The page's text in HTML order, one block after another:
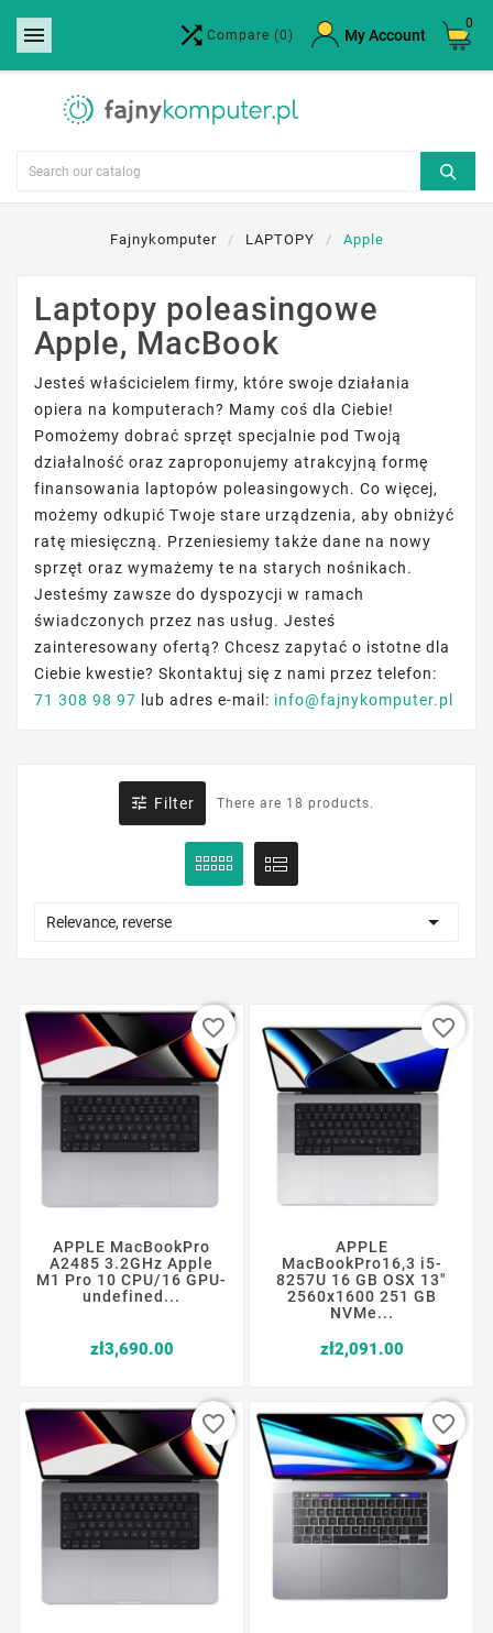
  Compare (0) My Account
0
Fajnykomputer LAPTOPY Apple
Laptopy poleasingowe
Apple, MacBook
Jesteś właścicielem firmy, które swoje działania
opiera na komputerach? Mamy coś dla Ciebie!
Pomożemy dobrać sprzęt specjalnie pod Twoją
działalność oraz zaproponujemy atrakcyjną formę
finansowania laptopów poleasingowych. Co więcej,
możemy odkupić Twoje stare urządzenia, aby obniżyć
ratę miesięczną. Przeniesiemy także dane na nowy
sprzęt oraz wymażemy te na starych nośnikach.
Jesteśmy zawsze do dyspozycji w ramach
świadczonych przez nas usług. Jesteś
zainteresowany ofertą? Chcesz zapytać o istotne dla
Ciebie kwestie? Skontaktuj się z nami przez telefon:
71 308 98 97 lub adres e-mail: info@fajnykomputer.pl
 Filter There are 18 products.
Relevance, reverse 
APPLE MacBookPro
A2485 3.2GHz Apple
M1 Pro 10 CPU/16 GPU-
undefined...
zł3,690.00Price
favorite_border
APPLE
MacBookPro16,3 i5-
8257U 16 GB OSX 13"
2560x1600 251 GB
NVMe...
zł2,091.00Price
favorite_border
favorite_border favorite_border
Create wishlist ×
Wishlist name
Cancel Create wishlist